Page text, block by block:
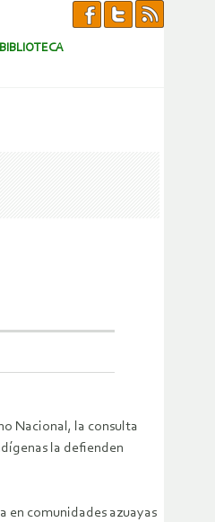
BIBLIOTECA
Nacional, la consulta
la defienden
en comunidades azuayas